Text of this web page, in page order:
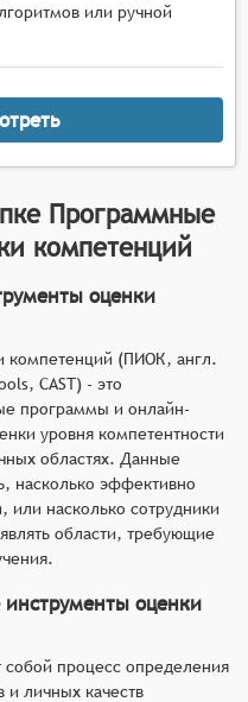
и проведения
мероприятий
заданий),
оцениваемых
и уровень
оценки,
пробелы в
рекомендации по
или развитию,
оценки в
и
лицами,
или ручной
Программные
компетенций
оценки
компетенций (ПИОК, англ.
CAST) - это
программы и онлайн-
уровня компетентности
областях. Данные
насколько эффективно
или насколько сотрудники
области, требующие
оценки
собой процесс определения
и личных качеств